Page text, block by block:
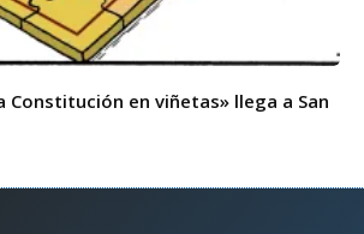
Constitución en viñetas» llega a San